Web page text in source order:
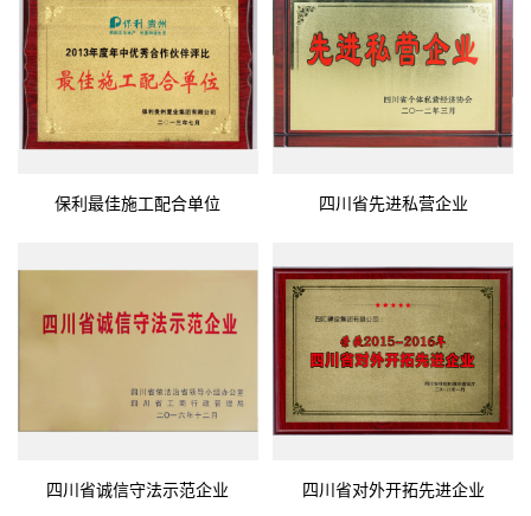
保利最佳施工配合单位 四川省先进私营企业
四川省诚信守法示范企业 四川省对外开拓先进企业